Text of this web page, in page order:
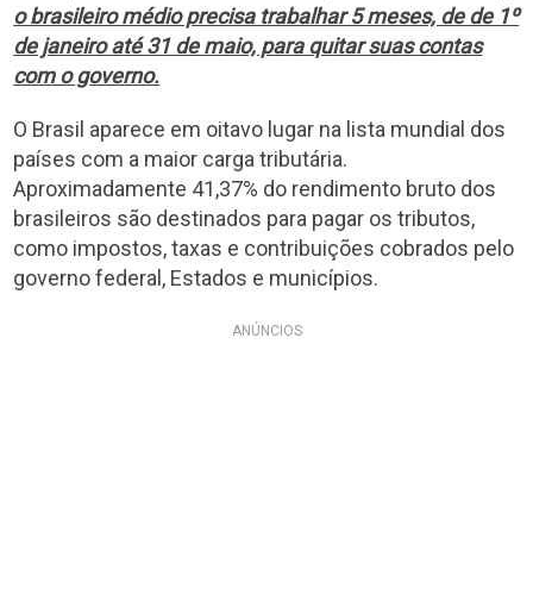
o brasileiro médio precisa trabalhar 5 meses, de de 1º
de janeiro até 31 de maio, para quitar suas contas
com o governo.
O Brasil aparece em oitavo lugar na lista mundial dos
países com a maior carga tributária.
Aproximadamente 41,37% do rendimento bruto dos
brasileiros são destinados para pagar os tributos,
como impostos, taxas e contribuições cobrados pelo
governo federal, Estados e municípios.
ANÚNCIOS